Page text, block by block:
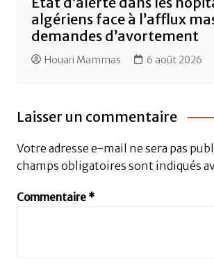
algériens face à l’afflux
demandes d’avortement
Houari Mammas 6 août 2026
Laisser un commentaire
Votre adresse e-mail ne sera pas
champs obligatoires sont indiqués
Commentaire *